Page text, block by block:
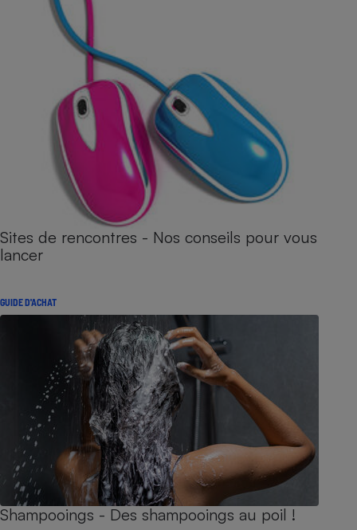
Sites de rencontres - Nos conseils pour vous
lancer
GUIDE D'ACHAT
Shampooings - Des shampooings au poil !